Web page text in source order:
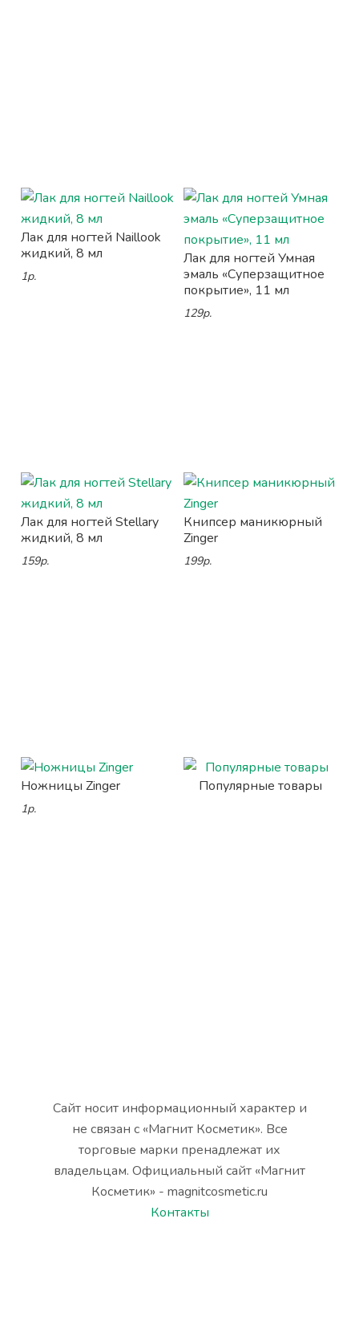
Лак для ногтей Naillook
жидкий, 8 мл
1р.
Лак для ногтей Умная
эмаль «Суперзащитное
покрытие», 11 мл
129р.
Лак для ногтей Stellary
жидкий, 8 мл
159р.
Книпсер маникюрный
Zinger
199р.
Ножницы Zinger
1р.
Популярные товары
Сайт носит информационный характер и
не связан с «Магнит Косметик». Все
торговые марки пренадлежат их
владельцам. Официальный сайт «Магнит
Косметик» - magnitcosmetic.ru
Контакты